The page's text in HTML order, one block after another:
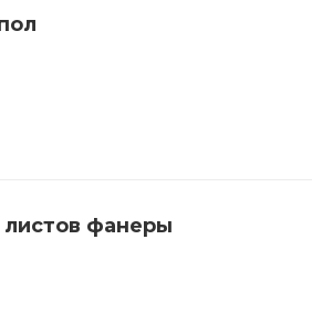
фанеры